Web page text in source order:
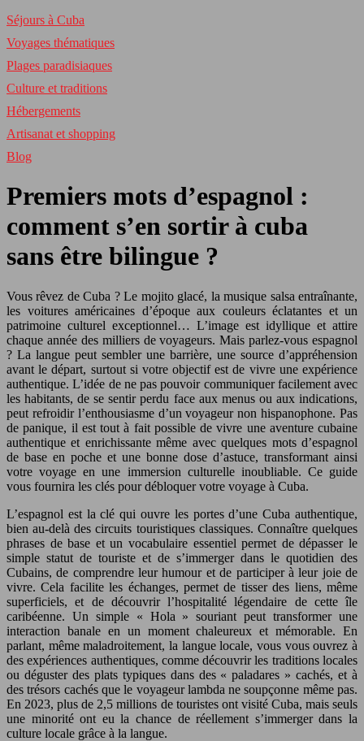
Séjours à Cuba
Voyages thématiques
Plages paradisiaques
Culture et traditions
Hébergements
Artisanat et shopping
Blog
Premiers mots d’espagnol :
comment s’en sortir à cuba
sans être bilingue ?
Vous rêvez de Cuba ? Le mojito glacé, la musique salsa entraînante,
les voitures américaines d’époque aux couleurs éclatantes et un
patrimoine culturel exceptionnel… L’image est idyllique et attire
chaque année des milliers de voyageurs. Mais parlez-vous espagnol
? La langue peut sembler une barrière, une source d’appréhension
avant le départ, surtout si votre objectif est de vivre une expérience
authentique. L’idée de ne pas pouvoir communiquer facilement avec
les habitants, de se sentir perdu face aux menus ou aux indications,
peut refroidir l’enthousiasme d’un voyageur non hispanophone. Pas
de panique, il est tout à fait possible de vivre une aventure cubaine
authentique et enrichissante même avec quelques mots d’espagnol
de base en poche et une bonne dose d’astuce, transformant ainsi
votre voyage en une immersion culturelle inoubliable. Ce guide
vous fournira les clés pour débloquer votre voyage à Cuba.
L’espagnol est la clé qui ouvre les portes d’une Cuba authentique,
bien au-delà des circuits touristiques classiques. Connaître quelques
phrases de base et un vocabulaire essentiel permet de dépasser le
simple statut de touriste et de s’immerger dans le quotidien des
Cubains, de comprendre leur humour et de participer à leur joie de
vivre. Cela facilite les échanges, permet de tisser des liens, même
superficiels, et de découvrir l’hospitalité légendaire de cette île
caribéenne. Un simple « Hola » souriant peut transformer une
interaction banale en un moment chaleureux et mémorable. En
parlant, même maladroitement, la langue locale, vous vous ouvrez à
des expériences authentiques, comme découvrir les traditions locales
ou déguster des plats typiques dans des « paladares » cachés, et à
des trésors cachés que le voyageur lambda ne soupçonne même pas.
En 2023, plus de 2,5 millions de touristes ont visité Cuba, mais seuls
une minorité ont eu la chance de réellement s’immerger dans la
culture locale grâce à la langue.